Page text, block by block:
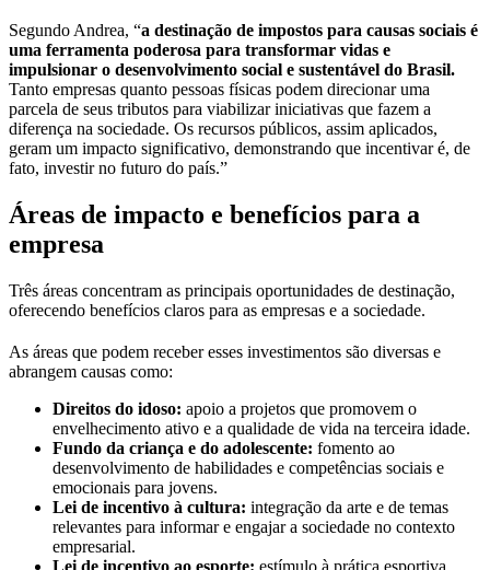
Segundo Andrea, “a destinação de impostos para causas sociais é
uma ferramenta poderosa para transformar vidas e
impulsionar o desenvolvimento social e sustentável do Brasil.
Tanto empresas quanto pessoas físicas podem direcionar uma
parcela de seus tributos para viabilizar iniciativas que fazem a
diferença na sociedade. Os recursos públicos, assim aplicados,
geram um impacto significativo, demonstrando que incentivar é, de
fato, investir no futuro do país.”
Áreas de impacto e benefícios para a
empresa
Três áreas concentram as principais oportunidades de destinação,
oferecendo benefícios claros para as empresas e a sociedade.
As áreas que podem receber esses investimentos são diversas e
abrangem causas como:
Direitos do idoso: apoio a projetos que promovem o
envelhecimento ativo e a qualidade de vida na terceira idade.
Fundo da criança e do adolescente: fomento ao
desenvolvimento de habilidades e competências sociais e
emocionais para jovens.
Lei de incentivo à cultura: integração da arte e de temas
relevantes para informar e engajar a sociedade no contexto
empresarial.
Lei de incentivo ao esporte: estímulo à prática esportiva